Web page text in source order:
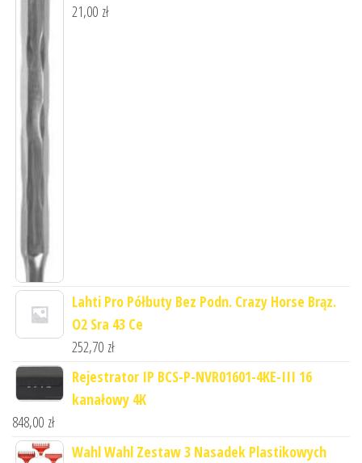
21,00 zł
Lahti Pro Półbuty Bez Podn. Crazy Horse Brąz.
O2 Sra 43 Ce
252,70 zł
Rejestrator IP BCS-P-NVR01601-4KE-III 16
kanałowy 4K
848,00 zł
Wahl Wahl Zestaw 3 Nasadek Plastikowych